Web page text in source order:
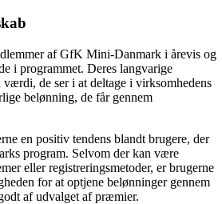
af GfK Mini-Danmark i årevis og
i programmet. Deres langvarige
værdi, de ser i at deltage i virksomhedens
belønning, de får gennem
en positiv tendens blandt brugere, der
program. Selvom der kan være
eller registreringsmetoder, er brugerne
for at optjene belønninger gennem
af udvalget af præmier.